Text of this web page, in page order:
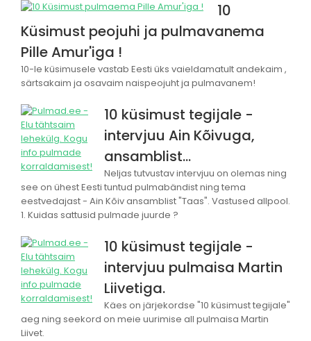
10
Küsimust peojuhi ja pulmavanema
Pille Amur'iga !
10-le küsimusele vastab Eesti üks vaieldamatult andekaim ,
särtsakaim ja osavaim naispeojuht ja pulmavanem!
10 küsimust tegijale -
intervjuu Ain Kõivuga,
ansamblist…
Neljas tutvustav intervjuu on olemas ning
see on ühest Eesti tuntud pulmabändist ning tema
eestvedajast - Ain Kõiv ansamblist "Taas". Vastused allpool.
1. Kuidas sattusid pulmade juurde ?
10 küsimust tegijale -
intervjuu pulmaisa Martin
Liivetiga.
Käes on järjekordse "10 küsimust tegijale"
aeg ning seekord on meie uurimise all pulmaisa Martin
Liivet.